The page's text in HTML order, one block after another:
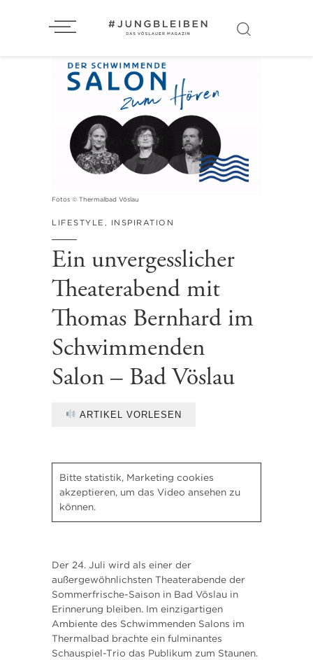
Fotos © Thermalbad Vöslau
LIFESTYLE , INSPIRATION
Ein unvergesslicher
Theaterabend mit
Thomas Bernhard im
Schwimmenden
Salon – Bad Vöslau
ARTIKEL VORLESEN
Bitte statistik, Marketing cookies
akzeptieren, um das Video ansehen zu
können.
Der 24. Juli wird als einer der
außergewöhnlichsten Theaterabende der
Sommerfrische-Saison in Bad Vöslau in
Erinnerung bleiben. Im einzigartigen
Ambiente des Schwimmenden Salons im
Thermalbad brachte ein fulminantes
Schauspiel-Trio das Publikum zum Staunen.